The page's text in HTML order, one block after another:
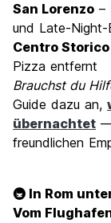
San Lorenzo –
und Late-Night-
Centro Storico
Pizza entfernt
Brauchst du
Guide dazu an,
übernachtet —
freundlichen
🚇 In Rom
Vom